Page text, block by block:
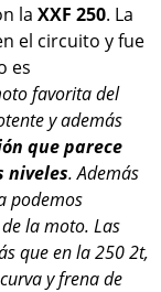
la XXF 250. La
el circuito y fue
es
favorita del
y además
que parece
niveles. Además
podemos
la moto. Las
que en la 250 2t,
y frena de